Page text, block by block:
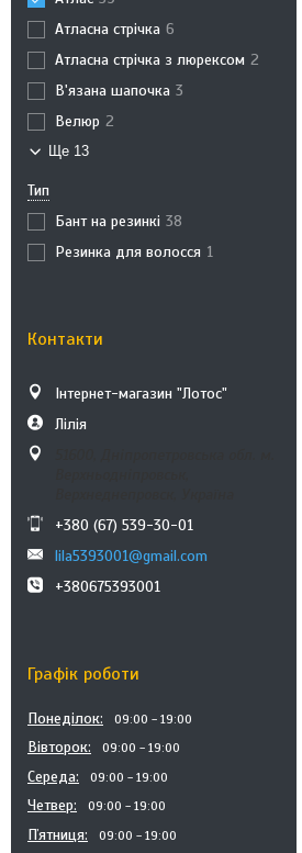
Атласна стрічка 6
Атласна стрічка з люрексом 2
В'язана шапочка 3
Велюр 2
Ще 13
Тип
Бант на резинкі 38
Резинка для волосся 1
Контакти
Інтернет-магазин "Лотос"
Лілія
+380 (67) 539-30-01
lila5393001@gmail.com
+380675393001
Графік роботи
Понеділок 09:00 19:00
Вівторок 09:00 19:00
Середа 09:00 19:00
Четвер 09:00 19:00
Пʼятниця 09:00 19:00